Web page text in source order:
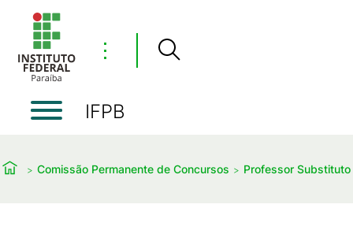
⋮
IFPB
Comissão Permanente de Concursos Professor Substituto